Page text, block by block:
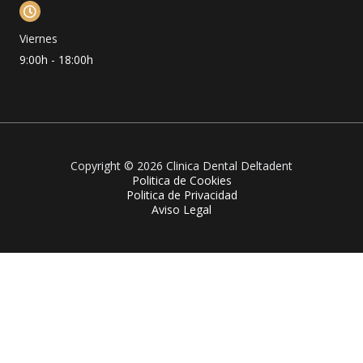
Viernes
9:00h - 18:00h
Copyright © 2026 Clinica Dental Deltadent
Politica de Cookies
Politica de Privacidad
Aviso Legal